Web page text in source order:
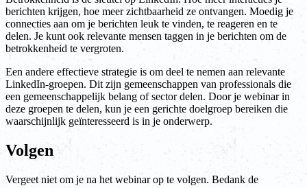
berichten krijgen, hoe meer zichtbaarheid ze ontvangen. Moedig je
connecties aan om je berichten leuk te vinden, te reageren en te
delen. Je kunt ook relevante mensen taggen in je berichten om de
betrokkenheid te vergroten.
Een andere effectieve strategie is om deel te nemen aan relevante
LinkedIn-groepen. Dit zijn gemeenschappen van professionals die
een gemeenschappelijk belang of sector delen. Door je webinar in
deze groepen te delen, kun je een gerichte doelgroep bereiken die
waarschijnlijk geïnteresseerd is in je onderwerp.
Volgen
Vergeet niet om je na het webinar op te volgen. Bedank de